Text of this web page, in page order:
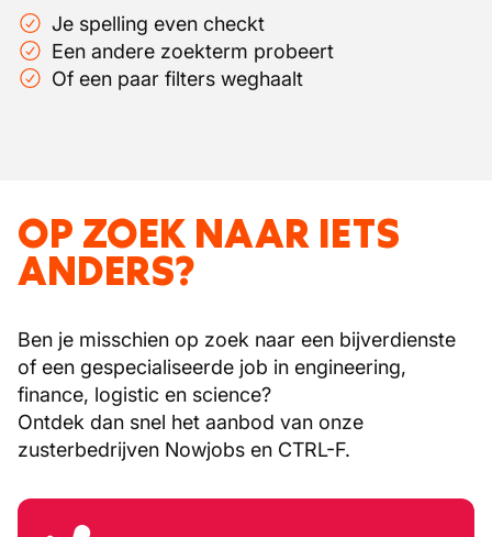
Je spelling even checkt
Een andere zoekterm probeert
Of een paar filters weghaalt
OP ZOEK NAAR IETS
ANDERS?
Ben je misschien op zoek naar een bijverdienste
of een gespecialiseerde job in engineering,
finance, logistic en science?
Ontdek dan snel het aanbod van onze
zusterbedrijven Nowjobs en CTRL-F.